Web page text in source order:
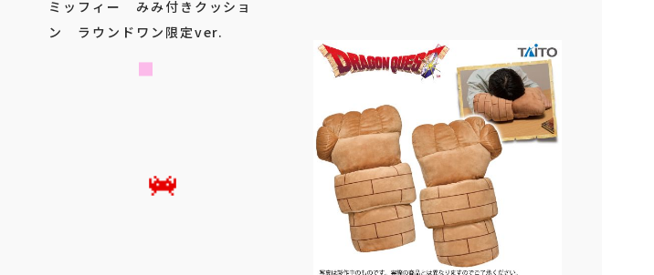
ミッフィー みみ付きクッショ
ン ラウンドワン限定ver.